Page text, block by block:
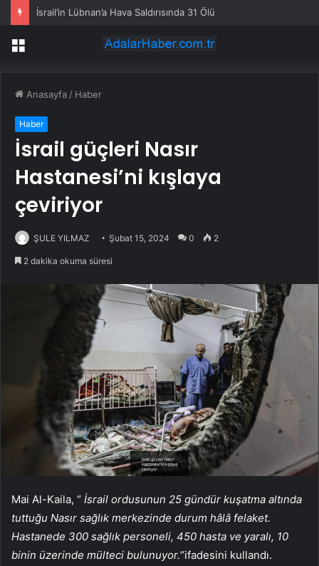
İsrail’in Lübnan’a Hava Saldırısında 31 Ölü
Menü
Anasayfa / Haber
Haber
İsrail güçleri Nasır
Hastanesi’ni kışlaya
çeviriyor
ŞULE YILMAZ Şubat 15, 2024 0 2
2 dakika okuma süresi
Mai Al-Kaila, “ İsrail ordusunun 25 gündür kuşatma altında
tuttuğu Nasır sağlık merkezinde durum hâlâ felaket.
Hastanede 300 sağlık personeli, 450 hasta ve yaralı, 10
binin üzerinde mülteci bulunuyor.“ifadesini kullandı.